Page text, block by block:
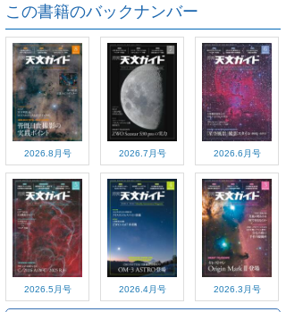
この書籍のバックナンバー
2026.8月号 2026.7月号 2026.6月号
2026.5月号 2026.4月号 2026.3月号